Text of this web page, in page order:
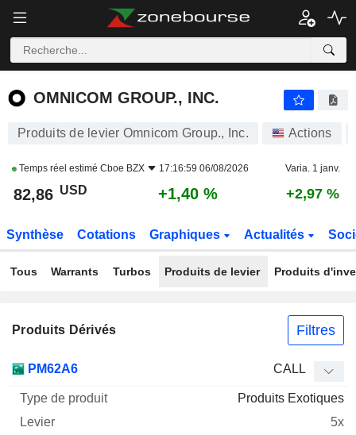
OMNICOM GROUP., INC.
OMNICOM GROUP., INC.
Produits de levier Omnicom Group., Inc. Actions
Temps réel estimé Cboe BZX 17:16:59 06/08/2026 Varia. 1 janv.
82,86 USD +1,40 % +2,97 %
Synthèse Cotations Graphiques Actualités
Tous Warrants Turbos Produits de levier Produits
Produits Dérivés Filtres
Mnemo Type produit
Cours
PM62A6 CALL
Produits Exotiques
5x